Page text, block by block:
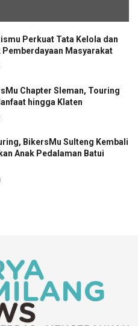
Perkuat Tata Kelola dan
Pemberdayaan Masyarakat
Chapter Sleman, Touring
hingga Klaten
BikersMu Sulteng Kembali
Anak Pedalaman Batui